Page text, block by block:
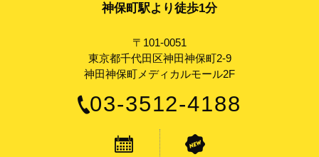
神保町駅より徒歩1分
〒101-0051
東京都千代田区神田神保町2-9
神田神保町メディカルモール2F
03-3512-4188